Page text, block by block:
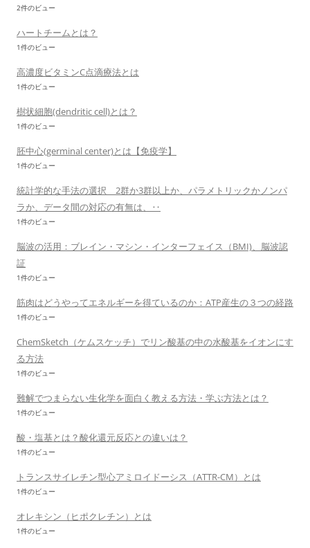
2件のビュー
ハートチームとは？
1件のビュー
高濃度ビタミンC点滴療法とは
1件のビュー
樹状細胞(dendritic cell)とは？
1件のビュー
胚中心(germinal center)とは【免疫学】
1件のビュー
統計学的な手法の選択 2群か3群以上か、パラメトリックかノンパ
ラか、データ間の対応の有無は、‥
1件のビュー
脳波の活用：ブレイン・マシン・インターフェイス（BMI)、脳波認
証
1件のビュー
筋肉はどうやってエネルギーを得ているのか：ATP産生の３つの経路
1件のビュー
ChemSketch（ケムスケッチ）でリン酸基の中の水酸基をイオンにす
る方法
1件のビュー
難解でつまらない生化学を面白く教える方法・学ぶ方法とは？
1件のビュー
酸・塩基とは？酸化還元反応との違いは？
1件のビュー
トランスサイレチン型心アミロイドーシス（ATTR-CM）とは
1件のビュー
オレキシン（ヒポクレチン）とは
1件のビュー